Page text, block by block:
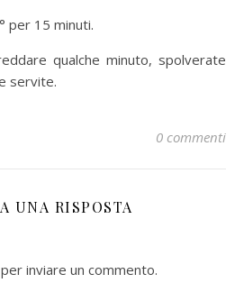
per 15 minuti.
qualche minuto, spolverate
servite.
0 commenti
UNA RISPOSTA
per inviare un commento.